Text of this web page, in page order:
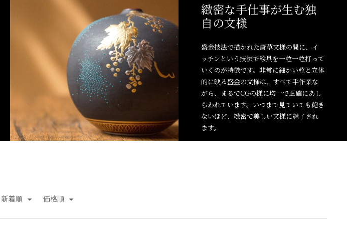
緻密な手仕事が生む独
自の文様
盛金技法で描かれた唐草文様の間に、イ
ッチンという技法で絵具を一粒一粒打って
いくのが特徴です。非常に細かい粒と立体
的に映る盛金の文様は、すべて手作業な
がら、まるでCGの様に均一で正確にあし
らわれています。いつまで見ていても飽き
ないほど、緻密で美しい文様に魅了され
ます。
新着順 価格順